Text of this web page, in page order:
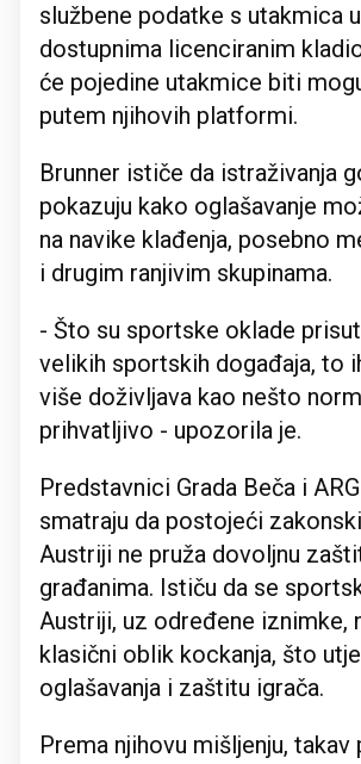
službene podatke s utakmica
dostupnima licenciranim
će pojedine utakmice biti
putem njihovih platformi.
Brunner ističe da istraživanja
pokazuju kako oglašavanje
na navike klađenja, posebno
i drugim ranjivim skupinama.
- Što su sportske oklade
velikih sportskih događaja, to
više doživljava kao nešto
prihvatljivo - upozorila je.
Predstavnici Grada Beča i
smatraju da postojeći
Austriji ne pruža dovoljnu
građanima. Ističu da se
Austriji, uz određene iznimke,
klasični oblik kockanja, što
oglašavanja i zaštitu igrača.
Prema njihovu mišljenju, takav